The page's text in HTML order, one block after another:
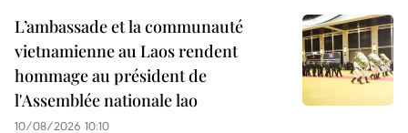
L’ambassade et la communauté
vietnamienne au Laos rendent
hommage au président de
l'Assemblée nationale lao
10/08/2026 10:10